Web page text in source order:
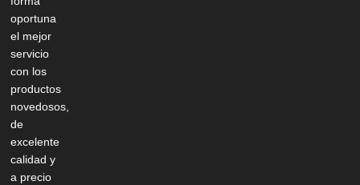
oportuna
el mejor
servicio
con los
productos
novedosos,
de
excelente
calidad y
a precio